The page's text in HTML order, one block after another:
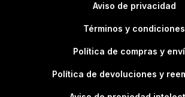
Aviso de privacidad
Términos y condiciones
Política de compras y
Política de devoluciones y